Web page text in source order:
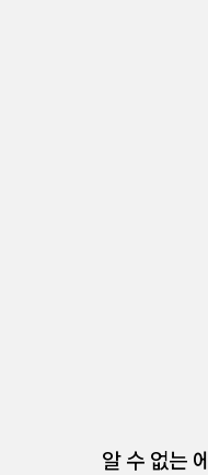
알 수 없는